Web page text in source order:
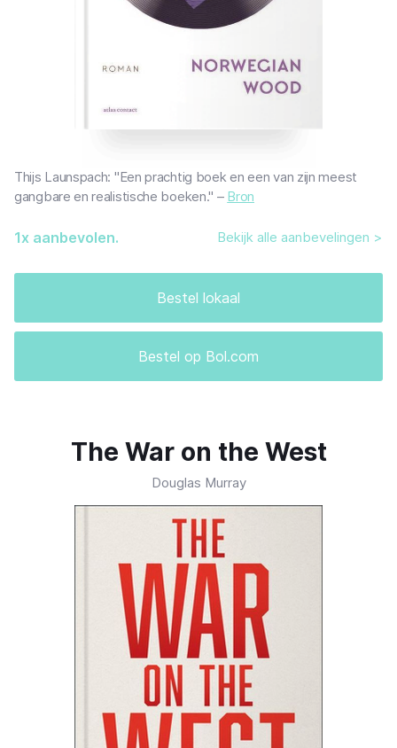
Thijs Launspach: "Een prachtig boek en een van zijn meest
gangbare en realistische boeken." – Bron
Bestel lokaal
Bestel op Bol.com
1x aanbevolen. Bekijk alle aanbevelingen >
The War on the West
Douglas Murray